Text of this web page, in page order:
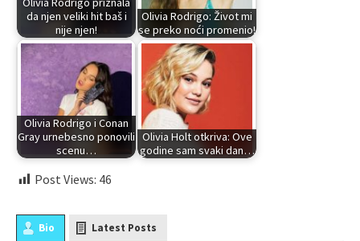
da njen veliki hit baš i
nije njen!
Olivia Rodrigo: Život mi
se preko noći promenio!
Olivia Rodrigo i Conan
Gray urnebesno ponovili
scenu…
Olivia Holt otkriva: Ove
godine sam svaki dan…
Post Views: 46
Bio Latest Posts